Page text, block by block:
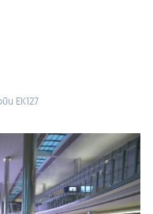
บิน EK127